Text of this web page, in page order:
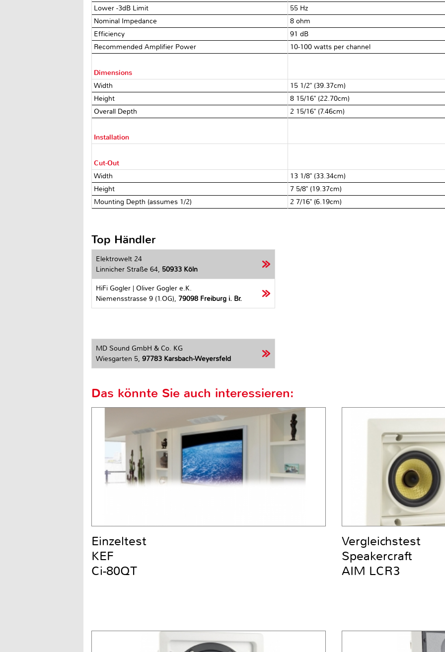
Lower -3dB Limit
55 Hz
Nominal Impedance
8 ohm
Efficiency
91 dB
Recommended Amplifier Power
10-100 watts per channel
Dimensions
Width
15 1/2" (39.37cm)
Height
8 15/16" (22.70cm)
Overall Depth
2 15/16" (7.46cm)
Installation
Cut-Out
Width
13 1/8" (33.34cm)
Height
7 5/8" (19.37cm)
Mounting Depth (assumes 1/2)
2 7/16" (6.19cm)
Top Händler
Elektrowelt 24
Linnicher Straße 64, 50933 Köln
HiFi Gogler | Oliver Gogler e.K.
Niemensstrasse 9 (1.OG), 79098 Freiburg i. Br.
MD Sound GmbH & Co. KG
Wiesgarten 5, 97783 Karsbach-Weyersfeld
Das könnte Sie auch interessieren:
Einzeltest
KEF
Ci-80QT
Vergleichstest
Speakercraft
AIM LCR3